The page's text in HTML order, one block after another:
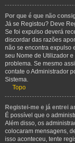
Por que é que não
Já se Registou? Deve
Se foi expulso deverá
discordar das razões
não se encontra expulso
seu Nome de Utilizador
problema. Se mesmo
contate o Administrador
Sistema.
Topo
Registei-me e já entrei
É possível que o
Além disso, os
colocaram mensagens,
isso aconteceu, tente